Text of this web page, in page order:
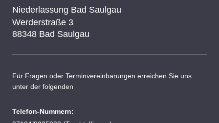
Niederlassung Bad Saulgau
Werderstraße 3
88348 Bad Saulgau
Für Fragen oder Terminvereinbarungen erreichen Sie uns
unter der folgenden
Telefon-Nummern: